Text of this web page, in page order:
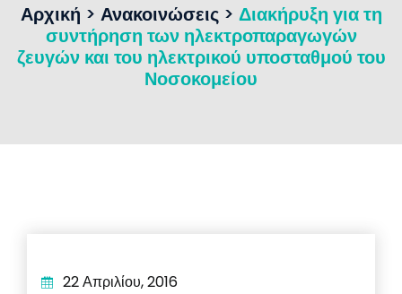
Αρχική > Ανακοινώσεις> Διακήρυξη για τη
συντήρηση των ηλεκτροπαραγωγών
ζευγών και του ηλεκτρικού υποσταθμού του
Νοσοκομείου
22 Απριλίου, 2016